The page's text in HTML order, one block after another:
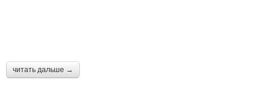
читать дальше →